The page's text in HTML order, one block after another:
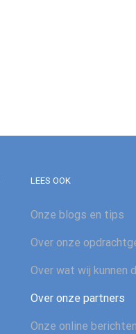
LEES OOK
Onze blogs en tips
Over onze
Over wat wij kunnen
Over onze partners
Onze online